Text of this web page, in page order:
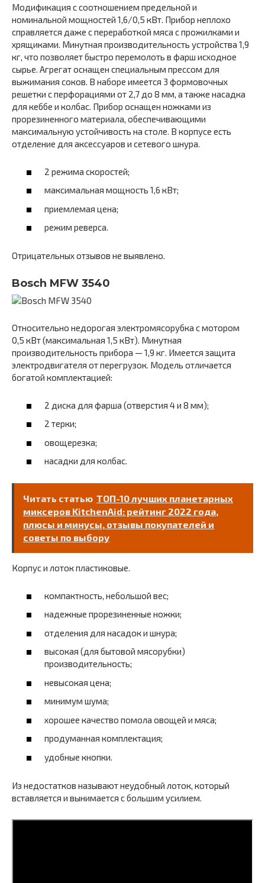
Модификация с соотношением предельной и
номинальной мощностей 1,6/0,5 кВт. Прибор неплохо
справляется даже с переработкой мяса с прожилками и
хрящиками. Минутная производительность устройства 1,9
кг, что позволяет быстро перемолоть в фарш исходное
сырье. Агрегат оснащен специальным прессом для
выжимания соков. В наборе имеется 3 формовочных
решетки с перфорациями от 2,7 до 8 мм, а также насадка
для кеббе и колбас. Прибор оснащен ножками из
прорезиненного материала, обеспечивающими
максимальную устойчивость на столе. В корпусе есть
отделение для аксессуаров и сетевого шнура.
2 режима скоростей;
максимальная мощность 1,6 кВт;
приемлемая цена;
режим реверса.
Отрицательных отзывов не выявлено.
Bosch MFW 3540
Относительно недорогая электромясорубка с мотором
0,5 кВт (максимальная 1,5 кВт). Минутная
производительность прибора — 1,9 кг. Имеется защита
электродвигателя от перегрузок. Модель отличается
богатой комплектацией:
2 диска для фарша (отверстия 4 и 8 мм);
2 терки;
овощерезка;
насадки для колбас.
Читать статью ТОП-10 лучших планетарных
миксеров KitchenAid: рейтинг 2022 года,
плюсы и минусы, отзывы покупателей и
советы по выбору
Корпус и лоток пластиковые.
компактность, небольшой вес;
надежные прорезиненные ножки;
отделения для насадок и шнура;
высокая (для бытовой мясорубки)
производительность;
невысокая цена;
минимум шума;
хорошее качество помола овощей и мяса;
продуманная комплектация;
удобные кнопки.
Из недостатков называют неудобный лоток, который
вставляется и вынимается с большим усилием.